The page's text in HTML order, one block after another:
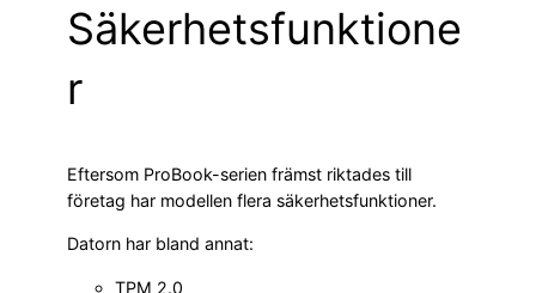
Säkerhetsfunktione
r
Eftersom ProBook-serien främst riktades till
företag har modellen flera säkerhetsfunktioner.
Datorn har bland annat:
TPM 2.0